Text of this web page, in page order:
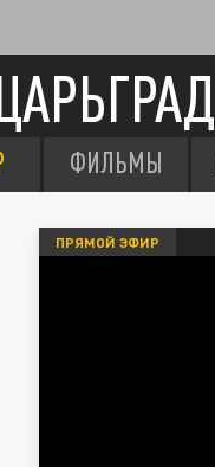
ФИЛЬМЫ
ПРЯМОЙ ЭФИР